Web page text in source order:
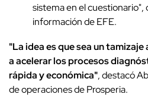
sistema en el cuestionario",
información de EFE.
"La idea es que sea un
a acelerar los procesos
rápida y económica", destacó
de operaciones de Prosperia.